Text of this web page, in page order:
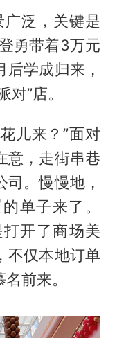
泛，关键是
勇带着3万元
学成归来，
”店。
儿来？”面对
意，走街串巷
。慢慢地，
单子来了。
开了商场美
不仅本地订单
前来。